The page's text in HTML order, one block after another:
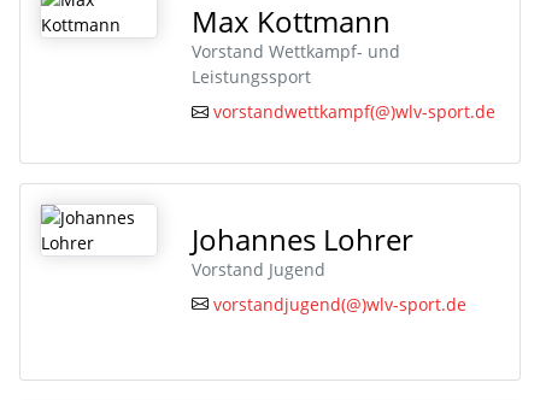
Max Kottmann
Vorstand Wettkampf- und
Leistungssport
vorstandwettkampf(@)wlv-sport.de
Johannes Lohrer
Vorstand Jugend
vorstandjugend(@)wlv-sport.de